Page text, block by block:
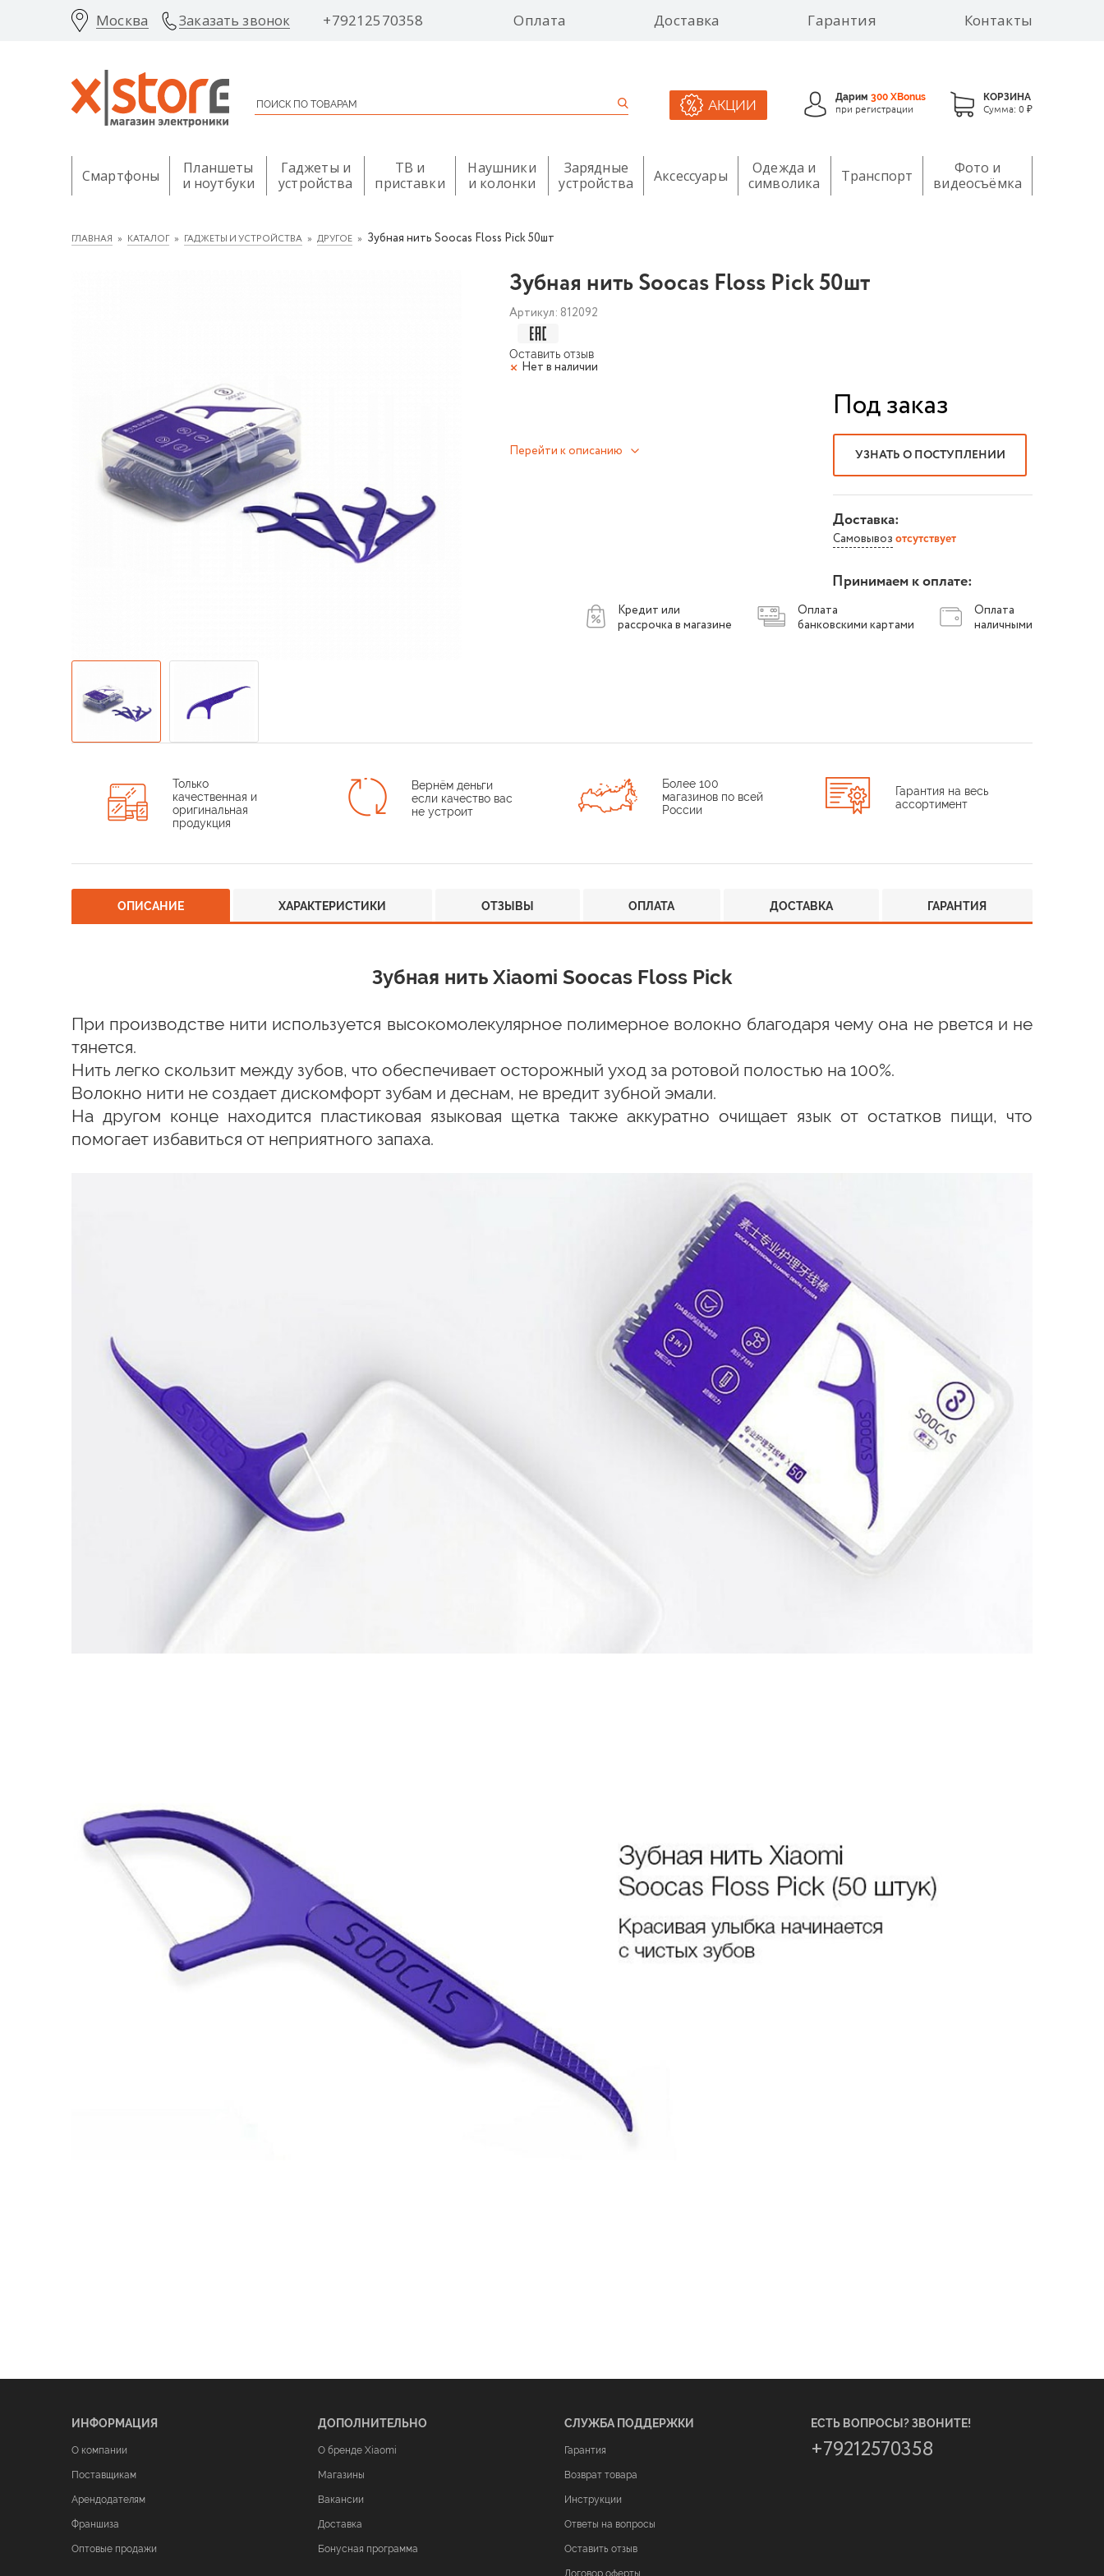
Москва Заказать звонок +79212570358 Оплата Доставка Гарантия Контакты
АКЦИИ
Дарим 300 XBonus
при регистрации
КОРЗИНА
Сумма: 0 ₽
Смартфоны
Планшеты
и ноутбуки
Гаджеты и
устройства
ТВ и
приставки
Наушники
и колонки
Зарядные
устройства
Аксессуары
Одежда и
символика
Транспорт
Фото и
видеосъёмка
ГЛАВНАЯ КАТАЛОГ ГАДЖЕТЫ И УСТРОЙСТВА ДРУГОЕ Зубная нить Soocas Floss Pick 50шт
Зубная нить Soocas Floss Pick 50шт
Артикул: 812092
Оставить отзыв
Нет в наличии
Перейти к описанию
Под заказ
УЗНАТЬ О ПОСТУПЛЕНИИ
Доставка:
Самовывоз отсутствует
Принимаем к оплате:
Оплата
наличными
Оплата
банковскими картами
Кредит или
рассрочка в магазине
Только
качественная и
оригинальная
продукция
Вернём деньги
если качество вас
не устроит
Более 100
магазинов по всей
России
Гарантия на весь
ассортимент
ОПИСАНИЕ ХАРАКТЕРИСТИКИ ОТЗЫВЫ ОПЛАТА ДОСТАВКА ГАРАНТИЯ
Зубная нить Xiaomi Soocas Floss Pick
При производстве нити используется высокомолекулярное полимерное волокно благодаря чему она не рвется и не
тянется.
Нить легко скользит между зубов, что обеспечивает осторожный уход за ротовой полостью на 100%.
Волокно нити не создает дискомфорт зубам и деснам, не вредит зубной эмали.
На другом конце находится пластиковая языковая щетка также аккуратно очищает язык от остатков пищи, что
помогает избавиться от неприятного запаха.
ИНФОРМАЦИЯ
О компании
Поставщикам
Арендодателям
Франшиза
Оптовые продажи
ДОПОЛНИТЕЛЬНО
О бренде Xiaomi
Магазины
Вакансии
Доставка
Бонусная программа
СЛУЖБА ПОДДЕРЖКИ
Гарантия
Возврат товара
Инструкции
Ответы на вопросы
Оставить отзыв
Договор оферты
ЕСТЬ ВОПРОСЫ? ЗВОНИТЕ!
+79212570358